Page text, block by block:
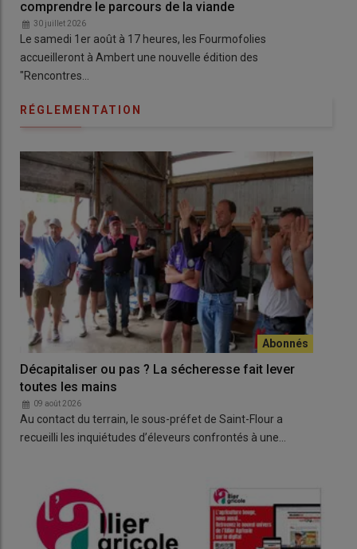
comprendre le parcours de la viande
30 juillet 2026
Le samedi 1er août à 17 heures, les Fourmofolies
accueilleront à Ambert une nouvelle édition des
"Rencontres…
RÉGLEMENTATION
Décapitaliser ou pas ? La sécheresse fait lever
toutes les mains
09 août 2026
Au contact du terrain, le sous-préfet de Saint-Flour a
recueilli les inquiétudes d’éleveurs confrontés à une…